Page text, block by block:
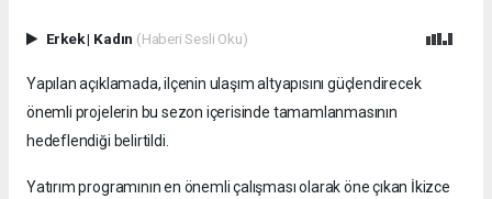
Erkek| Kadın (Haberi Sesli Oku)
Yapılan açıklamada, ilçenin ulaşım altyapısını güçlendirecek
önemli projelerin bu sezon içerisinde tamamlanmasının
hedeflendiği belirtildi.
Yatırım programının en önemli çalışması olarak öne çıkan İkizce